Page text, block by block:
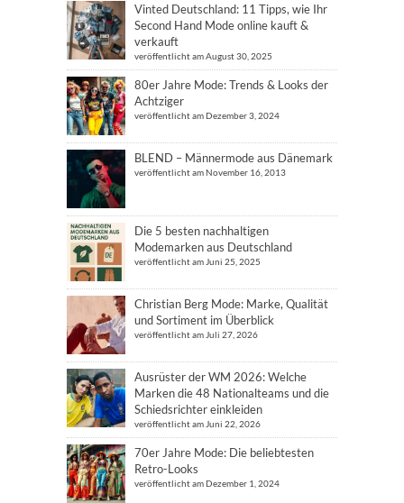
Vinted Deutschland: 11 Tipps, wie Ihr
Second Hand Mode online kauft &
verkauft
veröffentlicht am August 30, 2025
80er Jahre Mode: Trends & Looks der
Achtziger
veröffentlicht am Dezember 3, 2024
BLEND – Männermode aus Dänemark
veröffentlicht am November 16, 2013
Die 5 besten nachhaltigen
Modemarken aus Deutschland
veröffentlicht am Juni 25, 2025
Christian Berg Mode: Marke, Qualität
und Sortiment im Überblick
veröffentlicht am Juli 27, 2026
Ausrüster der WM 2026: Welche
Marken die 48 Nationalteams und die
Schiedsrichter einkleiden
veröffentlicht am Juni 22, 2026
70er Jahre Mode: Die beliebtesten
Retro-Looks
veröffentlicht am Dezember 1, 2024